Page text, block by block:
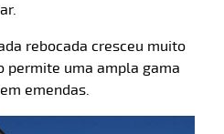
rebocada cresceu muito
permite uma ampla gama
emendas.